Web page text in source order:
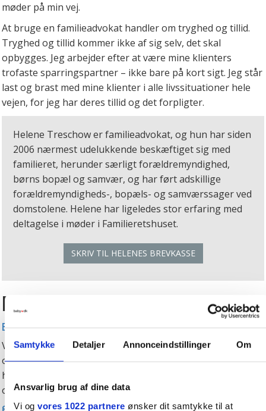
Samtykke Detaljer Annonceindstillinger Om
Ansvarlig brug af dine data
Vi og vores 1022 partnere ønsker dit samtykke til at
møder på min vej.
At bruge en familieadvokat handler om tryghed og tillid.
Tryghed og tillid kommer ikke af sig selv, det skal
opbygges. Jeg arbejder efter at være mine klienters
trofaste sparringspartner – ikke bare på kort sigt. Jeg står
last og brast med mine klienter i alle livssituationer hele
vejen, for jeg har deres tillid og det forpligter.
Helene Treschow er familieadvokat, og hun har siden
2006 nærmest udelukkende beskæftiget sig med
familieret, herunder særligt forældremyndighed,
børns bopæl og samvær, og har ført adskillige
forældremyndigheds-, bopæls- og samværssager ved
domstolene. Helene har ligeledes stor erfaring med
deltagelse i møder i Familieretshuset.
SKRIV TIL HELENES BREVKASSE
Helenes brevkasse
Børnebidrag
Vedr. børnebidrag, vores søn er i aflastning ons til søndag
og onsdag til fredag og derefter hos mig til søndag aften,
hvorvidt/meget skal jeg betale i børnebidrag ved denne
ordning...? Jeg beta...